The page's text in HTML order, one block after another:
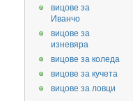
вицове за
Иванчо
вицове за
изневяра
вицове за коледа
вицове за кучета
вицове за ловци